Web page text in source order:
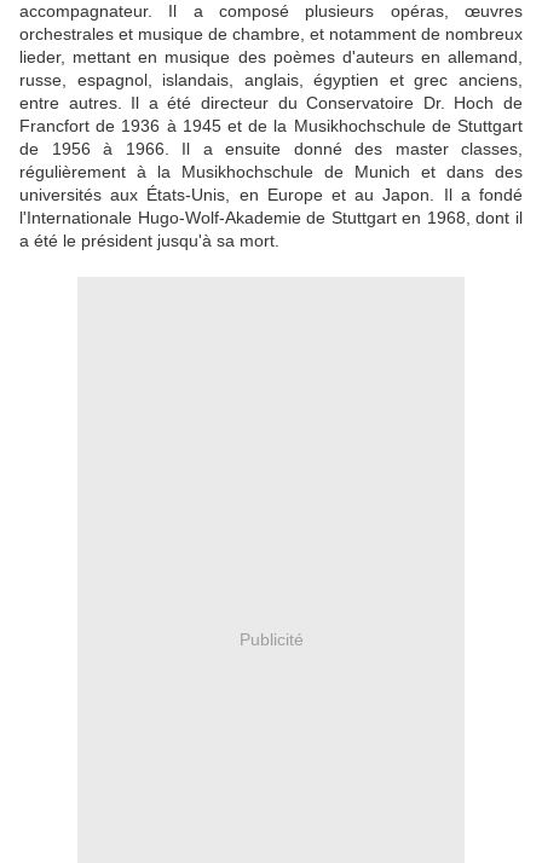
accompagnateur. Il a composé plusieurs opéras, œuvres
orchestrales et musique de chambre, et notamment de nombreux
lieder, mettant en musique des poèmes d'auteurs en allemand,
russe, espagnol, islandais, anglais, égyptien et grec anciens,
entre autres. Il a été directeur du Conservatoire Dr. Hoch de
Francfort de 1936 à 1945 et de la Musikhochschule de Stuttgart
de 1956 à 1966. Il a ensuite donné des master classes,
régulièrement à la Musikhochschule de Munich et dans des
universités aux États-Unis, en Europe et au Japon. Il a fondé
l'Internationale Hugo-Wolf-Akademie de Stuttgart en 1968, dont il
a été le président jusqu'à sa mort.
Publicité